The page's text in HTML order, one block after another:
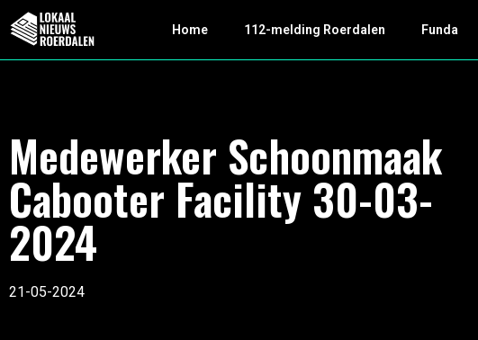
Home 112-melding Roerdalen Funda
Medewerker Schoonmaak
Cabooter Facility 30-03-
2024
21-05-2024